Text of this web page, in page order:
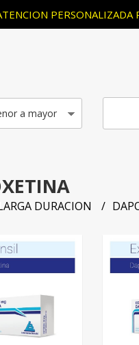
PERSONALIZADA
DURACION